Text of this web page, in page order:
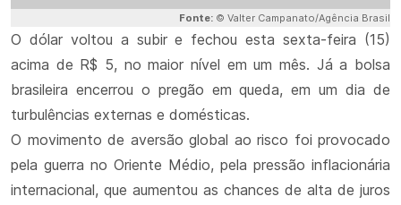
Fonte: © Valter Campanato/Agência Brasil
O dólar voltou a subir e fechou esta sexta-feira (15)
acima de R$ 5, no maior nível em um mês. Já a bolsa
brasileira encerrou o pregão em queda, em um dia de
turbulências externas e domésticas.
O movimento de aversão global ao risco foi provocado
pela guerra no Oriente Médio, pela pressão inflacionária
internacional, que aumentou as chances de alta de juros